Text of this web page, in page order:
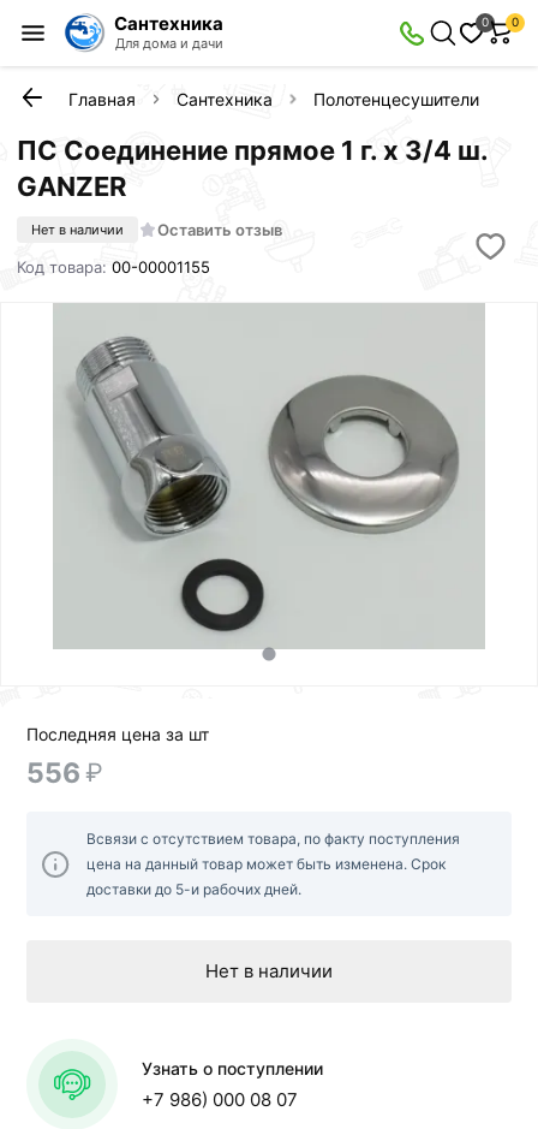
Сантехника
Для дома и дачи
0 0
Главная Сантехника Полотенцесушители
ПС Соединение прямое 1 г. х 3/4 ш.
GANZER
Нет в наличии
Оставить отзыв
Код товара:00-00001155
Последняя цена за шт
556 ₽
Всвязи с отсутствием товара, по факту поступления
цена на данный товар может быть изменена. Срок
доставки до 5-и рабочих дней.
Нет в наличии
Узнать о поступлении
+7 986) 000 08 07